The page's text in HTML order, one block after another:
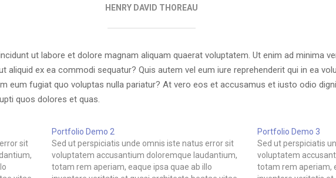
HENRY DAVID THOREAU
ut labore et dolore magnam aliquam quaerat voluptatem. Ut enim ad minima
aliquid ex ea commodi sequatur? Quis autem vel eum iure reprehenderit qui in ea
eum fugiat quo voluptas nulla pariatur? At vero eos et accusamus et iusto odio
quos dolores et quas.
sit
Portfolio Demo 2
Sed ut perspiciatis unde omnis iste natus error sit
voluptatem accusantium doloremque laudantium,
totam rem aperiam, eaque ipsa quae ab illo
Portfolio Demo 3
Sed ut perspiciatis
voluptatem
totam rem aperiam,